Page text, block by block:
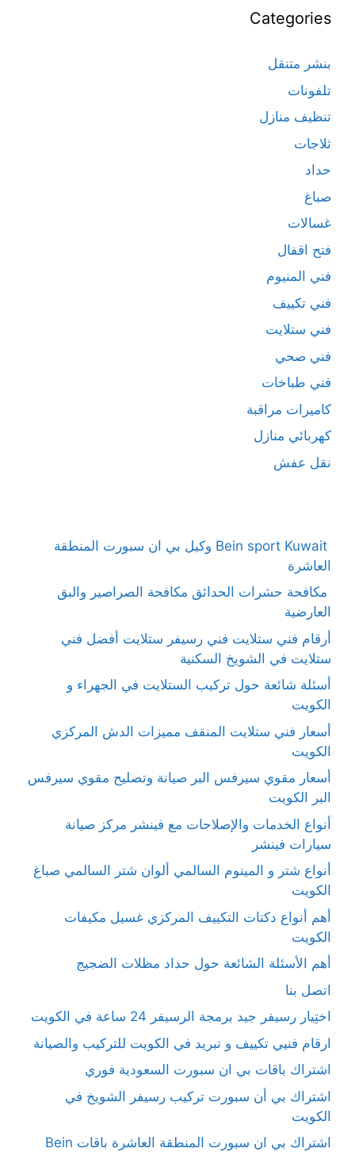
Categories
بنشر متنقل
تلفونات
تنظيف منازل
ثلاجات
حداد
صباغ
غسالات
فتح اقفال
فني المنيوم
فني تكييف
فني ستلايت
فني صحي
فني طباخات
كاميرات مراقبة
كهربائي منازل
نقل عفش
Bein sport Kuwait وكيل بي ان سبورت المنطقة
العاشرة
مكافحة حشرات الحدائق مكافحة الصراصير والبق
العارضية
أرقام فني ستلايت فني رسيفر ستلايت أفضل فني
ستلايت في الشويخ السكنية
أسئلة شائعة حول تركيب الستلايت في الجهراء و
الكويت
أسعار فني ستلايت المنقف مميزات الدش المركزي
الكويت
أسعار مقوي سيرفس البر صيانة وتصليح مقوي سيرفس
البر الكويت
أنواع الخدمات والإصلاحات مع فينشر مركز صيانة
سيارات فينشر
أنواع شتر و المينوم السالمي ألوان شتر السالمي صباغ
الكويت
أهم أنواع دكتات التكييف المركزي غسيل مكيفات
الكويت
أهم الأسئلة الشائعة حول حداد مظلات الضجيج
اتصل بنا
اختِيار رسيفر جيد برمجة الرسيفر 24 ساعة في الكويت
ارقام فنيي تكييف و تبريد في الكويت للتركيب والصيانة
اشتراك باقات بي ان سبورت السعودية فوري
اشتراك بي أن سبورت تركيب رسيفر الشويخ في
الكويت
اشتراك بي ان سبورت المنطقة العاشرة باقات Bein